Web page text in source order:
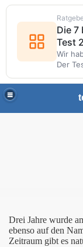
Drei Jahre wurde
ebenso auf den
Zeitraum gibt es
Eimer
Die 7
Test
Wir
Der